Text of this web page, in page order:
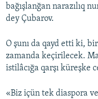
bağışlanğan narazılıq
dey Çubarov.
O şunı da qayd etti ki,
zamanda keçirilecek.
istilâcığa qarşı küreşke
«Biz içün tek diaspora